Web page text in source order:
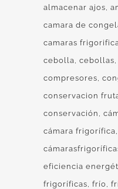
almacenar ajos
camara de
camaras
cebolla cebollas
compresores
conservacion
conservación
cámara frigorífica
eficiencia
frigoríficas frío